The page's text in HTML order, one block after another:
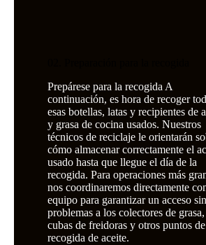
Prepárese para la recogida A
continuación, es hora de recoger
esas botellas, latas y recipientes de
y grasa de cocina usados. Nuestros
técnicos de reciclaje le orientarán
cómo almacenar correctamente el
usado hasta que llegue el día de la
recogida. Para operaciones más
nos coordinaremos directamente
equipo para garantizar un acceso sin
problemas a los colectores de grasa,
cubas de freidoras y otros puntos de
recogida de aceite.